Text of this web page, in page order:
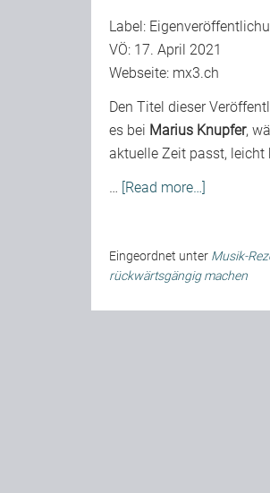
Label:
VÖ: 17. April 2021
Webseite: mx3.ch
Den Titel dieser
es bei Marius Knupfer,
aktuelle Zeit passt, leicht
… [Read more…]
Eingeordnet unter Musik-
rückwärtsgängig machen